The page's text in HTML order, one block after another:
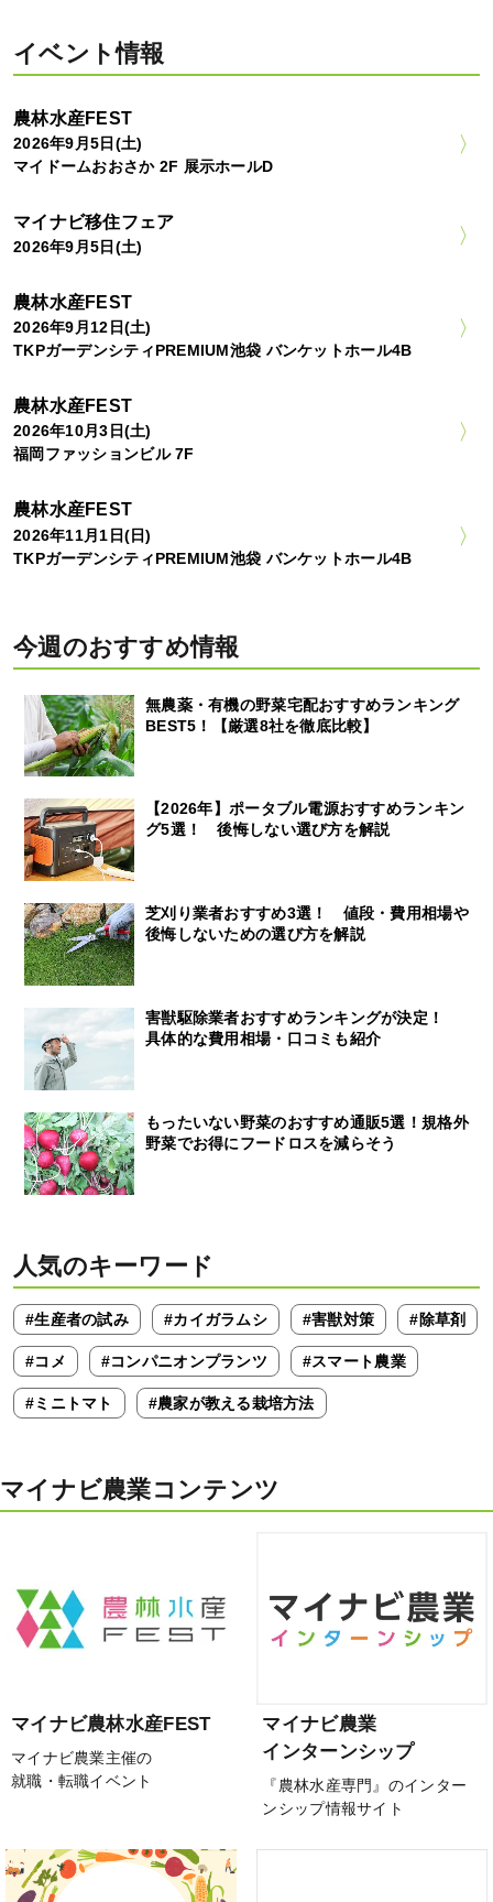
イベント情報
農林水産FEST
2026年9月5日(土)
マイドームおおさか 2F 展示ホールD
マイナビ移住フェア
2026年9月5日(土)
農林水産FEST
2026年9月12日(土)
TKPガーデンシティPREMIUM池袋 バンケットホール4B
農林水産FEST
2026年10月3日(土)
福岡ファッションビル 7F
農林水産FEST
2026年11月1日(日)
TKPガーデンシティPREMIUM池袋 バンケットホール4B
今週のおすすめ情報
無農薬・有機の野菜宅配おすすめランキング
BEST5！【厳選8社を徹底比較】
【2026年】ポータブル電源おすすめランキン
グ5選！ 後悔しない選び方を解説
芝刈り業者おすすめ3選！ 値段・費用相場や
後悔しないための選び方を解説
害獣駆除業者おすすめランキングが決定！
具体的な費用相場・口コミも紹介
もったいない野菜のおすすめ通販5選！規格外
野菜でお得にフードロスを減らそう
人気のキーワード
#生産者の試み #カイガラムシ #害獣対策 #除草剤
#コメ #コンパニオンプランツ #スマート農業
#ミニトマト #農家が教える栽培方法
マイナビ農業コンテンツ
マイナビ農林水産FEST
マイナビ農業主催の
就職・転職イベント
マイナビ農業
インターンシップ
『農林水産専門』のインター
ンシップ情報サイト